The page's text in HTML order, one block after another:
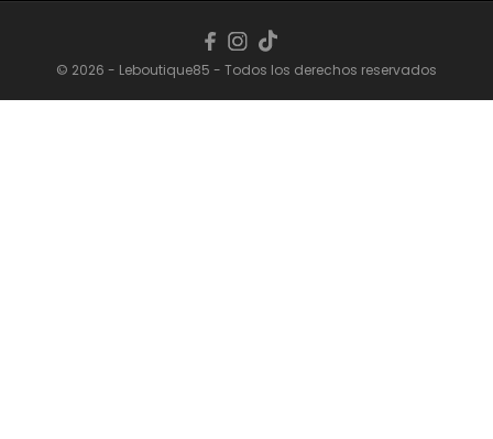
© 2026 - Leboutique85 - Todos los derechos reservados